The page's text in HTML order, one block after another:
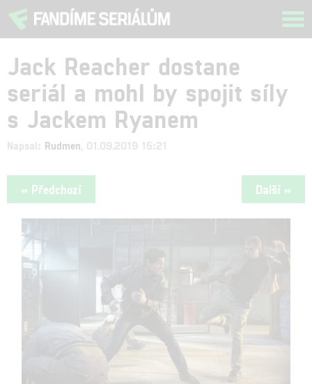
Jack Reacher dostane
seriál a mohl by spojit síly
s Jackem Ryanem
Napsal: Rudmen , 01.09.2019 15:21
« Předchozí Další »